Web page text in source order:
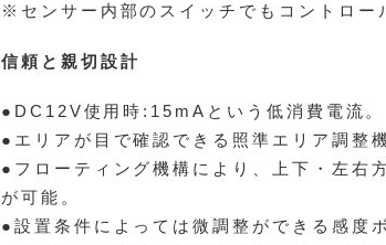
※センサー内部のスイッチでもコントロー
信頼と親切設計
●DC12V使用時:15mAという低消費電流。
●エリアが目で確認できる照準エリア調整
●フローティング機構により、上下・左右
が可能。
●設置条件によっては微調整ができる感度